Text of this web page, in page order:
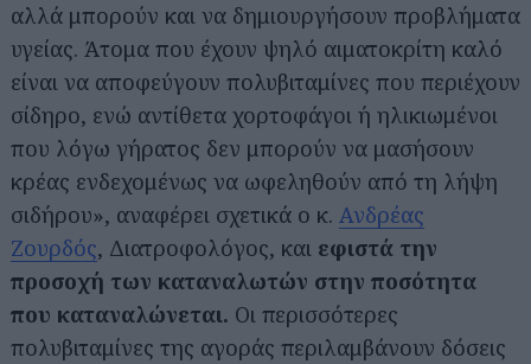
αλλά μπορούν και να δημιουργήσουν προβλήματα
υγείας. Άτομα που έχουν ψηλό αιματοκρίτη καλό
είναι να αποφεύγουν πολυβιταμίνες που περιέχουν
σίδηρο, ενώ αντίθετα χορτοφάγοι ή ηλικιωμένοι
που λόγω γήρατος δεν μπορούν να μασήσουν
κρέας ενδεχομένως να ωφεληθούν από τη λήψη
σιδήρου», αναφέρει σχετικά ο κ. Ανδρέας
Ζουρδός, Διατροφολόγος, και εφιστά την
προσοχή των καταναλωτών στην ποσότητα
που καταναλώνεται. Οι περισσότερες
πολυβιταμίνες της αγοράς περιλαμβάνουν δόσεις